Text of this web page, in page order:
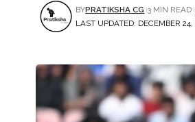
LAST UPDATED: DECEMBER
BYPRATIKSHA CG 3 MIN READ